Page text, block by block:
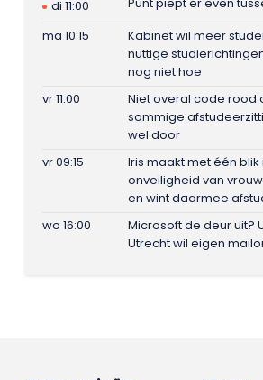
di 11:00
Punt piept er even
ma 10:15
Kabinet wil meer
nuttige
nog niet hoe
vr 11:00
Niet overal code rood
sommige
wel door
vr 09:15
Iris maakt met één
onveiligheid van
en wint daarmee
wo 16:00
Microsoft de deur uit?
Utrecht wil eigen